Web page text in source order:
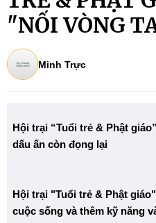
"NỐI VÒNG
Minh Trực
Hội trại “Tuổi trẻ & Phật
dấu ấn còn đọng lại
Hội trại "Tuổi trẻ & Phật
cuộc sống và thêm kỹ năng